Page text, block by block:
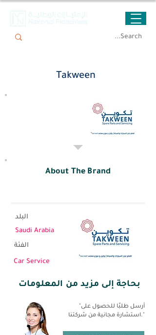
Takween
About The Brand
Saudi Arabia
Car Service
الفئة
بحاجة إلى مزيد من المعلومات
"أرسل طلبًا للحصول على
استشارة مجانية من شركتنا."